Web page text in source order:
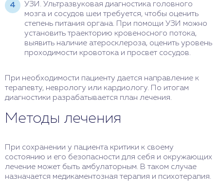
УЗИ. Ультразвуковая диагностика головного
мозга и сосудов шеи требуется, чтобы оценить
степень питания органа. При помощи УЗИ можно
установить траекторию кровеносного потока,
выявить наличие атеросклероза, оценить уровень
проходимости кровотока и просвет сосудов.
При необходимости пациенту дается направление к
терапевту, неврологу или кардиологу. По итогам
диагностики разрабатывается план лечения.
Методы лечения
При сохранении у пациента критики к своему
состоянию и его безопасности для себя и окружающих
лечение может быть амбулаторным. В таком случае
назначается медикаментозная терапия и психотерапия.